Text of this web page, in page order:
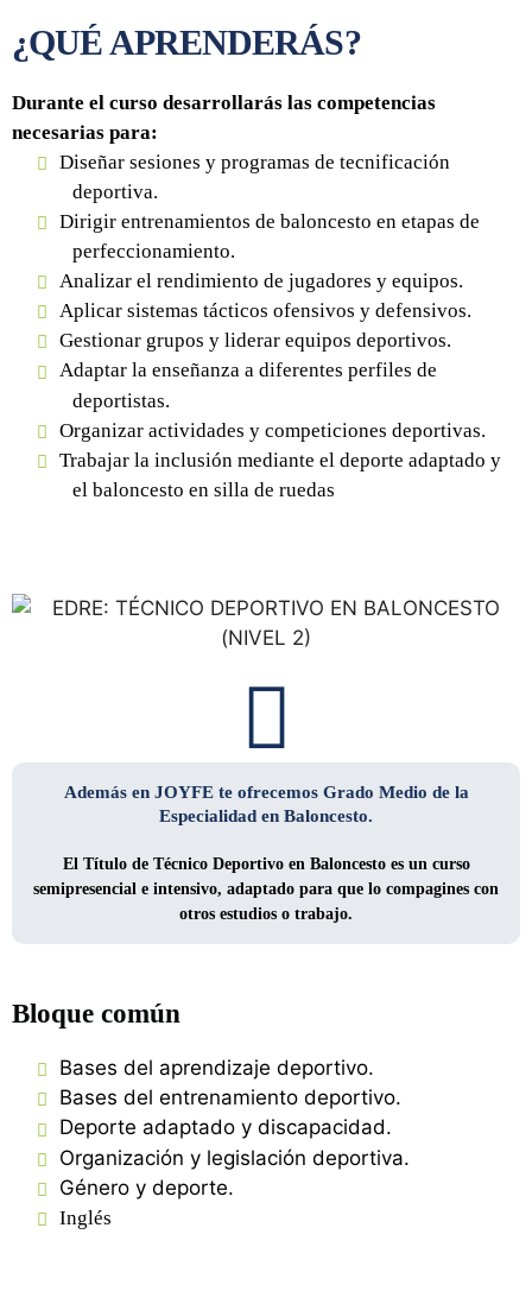
¿QUÉ APRENDERÁS?
Durante el curso desarrollarás las competencias
necesarias para:
Diseñar sesiones y programas de tecnificación
deportiva.
Dirigir entrenamientos de baloncesto en etapas de
perfeccionamiento.
Analizar el rendimiento de jugadores y equipos.
Aplicar sistemas tácticos ofensivos y defensivos.
Gestionar grupos y liderar equipos deportivos.
Adaptar la enseñanza a diferentes perfiles de
deportistas.
Organizar actividades y competiciones deportivas.
Trabajar la inclusión mediante el deporte adaptado y
el baloncesto en silla de ruedas
Además en JOYFE te ofrecemos Grado Medio de la
Especialidad en Baloncesto.
El Título de Técnico Deportivo en Baloncestoes un curso
semipresencial e intensivo, adaptado para que lo compagines con
otros estudios o trabajo.
Bloque común
Bases del aprendizaje deportivo.
Bases del entrenamiento deportivo.
Deporte adaptado y discapacidad.
Organización y legislación deportiva.
Género y deporte.
Inglés